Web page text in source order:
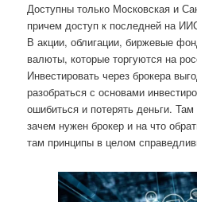
Доступны только Московская и
причем доступ к последней на
В акции, облигации, биржевые
валюты, которые торгуются на
Инвестировать через брокера
разобраться с основами
ошибиться и потерять деньги.
зачем нужен брокер и на что
там принципы в целом